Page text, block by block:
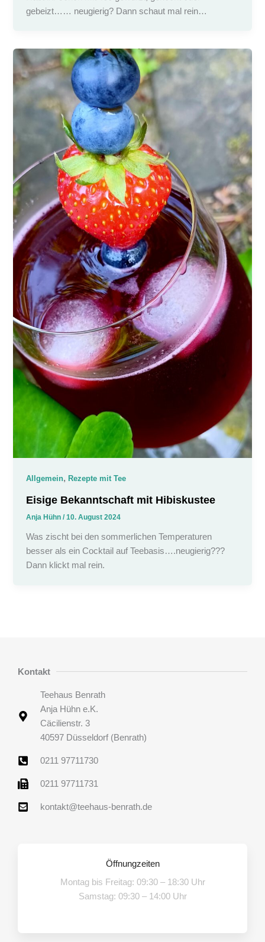
gebeizt…… neugierig? Dann schaut mal rein…
Allgemein,Rezepte mit Tee
Eisige Bekanntschaft mit Hibiskustee
Anja Hühn/10. August 2024
Was zischt bei den sommerlichen Temperaturen
besser als ein Cocktail auf Teebasis….neugierig???
Dann klickt mal rein.
Kontakt
Teehaus Benrath
Anja Hühn e.K.
Cäcilienstr. 3
40597 Düsseldorf (Benrath)
0211 97711730
0211 97711731
kontakt@teehaus-benrath.de
Öffnungzeiten
Montag bis Freitag: 09:30 – 18:30 Uhr
Samstag: 09:30 – 14:00 Uhr